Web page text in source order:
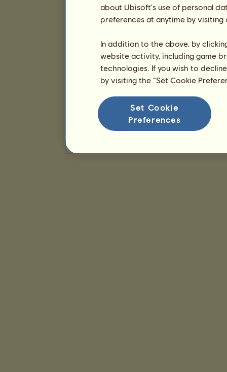
about Ubisoft's use of personal
preferences at anytime by
In addition to the above, by
website activity, including game
technologies. If you wish to
by visiting the “Set Cookie
Set Cookie
Preferences